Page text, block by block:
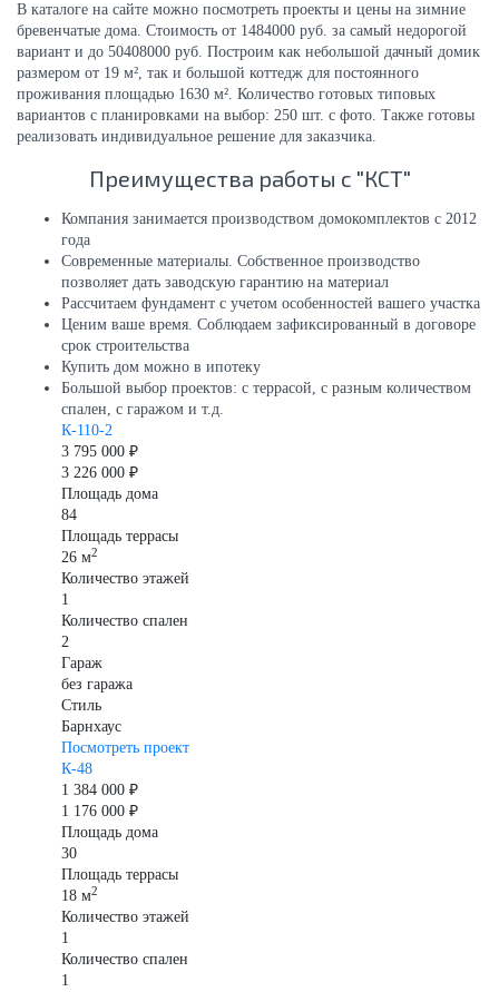
В каталоге на сайте можно посмотреть проекты и цены на зимние
бревенчатые дома. Стоимость от 1484000 руб. за самый недорогой
вариант и до 50408000 руб. Построим как небольшой дачный домик
размером от 19 м², так и большой коттедж для постоянного
проживания площадью 1630 м². Количество готовых типовых
вариантов с планировками на выбор: 250 шт. с фото. Также готовы
реализовать индивидуальное решение для заказчика.
Преимущества работы с "КСТ"
Компания занимается производством домокомплектов c 2012
года
Современные материалы. Собственное производство
позволяет дать заводскую гарантию на материал
Рассчитаем фундамент с учетом особенностей вашего участка
Ценим ваше время. Соблюдаем зафиксированный в договоре
срок строительства
Купить дом можно в ипотеку
Большой выбор проектов: с террасой, с разным количеством
спален, с гаражом и т.д.
К-110-2
3 795 000 ₽
3 226 000 ₽
Площадь дома
84
Площадь террасы
26 м2
Количество этажей
1
Количество спален
2
Гараж
без гаража
Стиль
Барнхаус
Посмотреть проект
К-48
1 384 000 ₽
1 176 000 ₽
Площадь дома
30
Площадь террасы
18 м2
Количество этажей
1
Количество спален
1